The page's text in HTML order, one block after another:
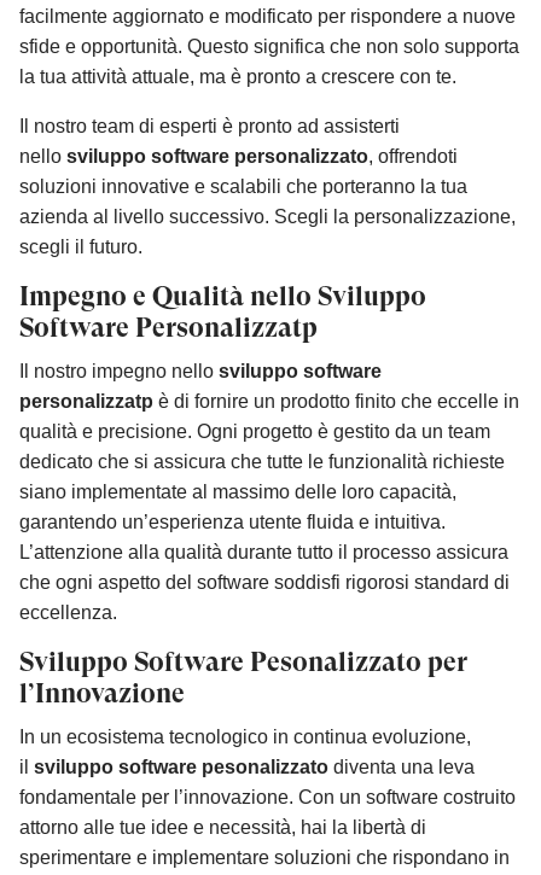
facilmente aggiornato e modificato per rispondere a nuove
sfide e opportunità. Questo significa che non solo supporta
la tua attività attuale, ma è pronto a crescere con te.
Il nostro team di esperti è pronto ad assisterti
nello sviluppo software personalizzato, offrendoti
soluzioni innovative e scalabili che porteranno la tua
azienda al livello successivo. Scegli la personalizzazione,
scegli il futuro.
Impegno e Qualità nello Sviluppo
Software Personalizzatp
Il nostro impegno nello sviluppo software
personalizzatp è di fornire un prodotto finito che eccelle in
qualità e precisione. Ogni progetto è gestito da un team
dedicato che si assicura che tutte le funzionalità richieste
siano implementate al massimo delle loro capacità,
garantendo un’esperienza utente fluida e intuitiva.
L’attenzione alla qualità durante tutto il processo assicura
che ogni aspetto del software soddisfi rigorosi standard di
eccellenza.
Sviluppo Software Pesonalizzato per
l’Innovazione
In un ecosistema tecnologico in continua evoluzione,
il sviluppo software pesonalizzato diventa una leva
fondamentale per l’innovazione. Con un software costruito
attorno alle tue idee e necessità, hai la libertà di
sperimentare e implementare soluzioni che rispondano in